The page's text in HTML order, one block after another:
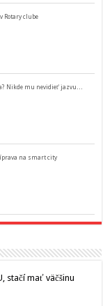
clube
Nikde mu nevidieť jazvu…
na smart city
stačí mať väčšinu